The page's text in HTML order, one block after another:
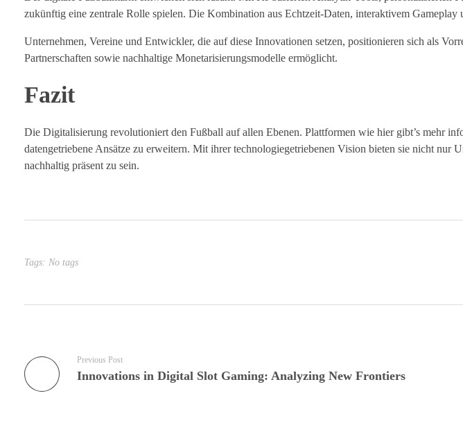
zukünftig eine zentrale Rolle spielen. Die Kombination aus Echtzeit-Daten, interaktivem
Unternehmen, Vereine und Entwickler, die auf diese Innovationen setzen, positionieren sich als
Partnerschaften sowie nachhaltige Monetarisierungsmodelle ermöglicht.
Fazit
Die Digitalisierung revolutioniert den Fußball auf allen Ebenen. Plattformen wie hier gibt’s mehr
datengetriebene Ansätze zu erweitern. Mit ihrer technologiegetriebenen Vision bieten sie nicht
nachhaltig präsent zu sein.
Tags: No tags
Previous Post
Innovations in Digital Slot Gaming: Analyzing New Frontiers